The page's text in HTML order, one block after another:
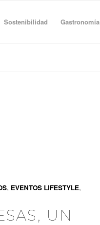
Sostenibilidad Gastronomía
, EVENTOS LIFESTYLE,
UN